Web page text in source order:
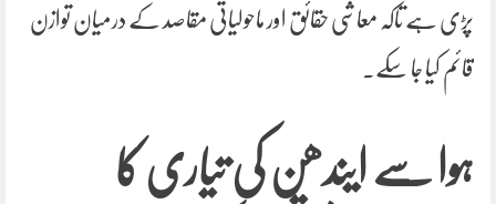
پڑی ہے تاکہ معاشی حقائق اور ماحولیاتی مقاصد کے درمیان توازن
قائم کیا جا سکے۔
ہوا سے ایندھن کی تیاری کا